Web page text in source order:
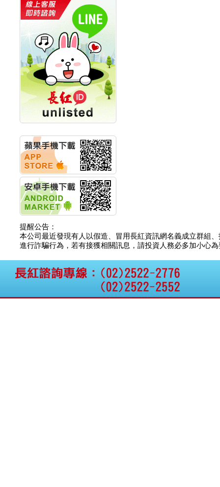
統一投信:主動式ETF溢
價 被盯上
新光人壽保險:新壽Q1外
價金將達996億
宇辰系統科技:宇辰業績
創新高 啟動興櫃轉上櫃
計畫
明緯企業:明緯永續科技
競賽 以電源驅動善的力
量
秀育企業:秀育SHO-U儲
能系統 獲國內首張CNS
認證
聯博投信:聯博00404A
從容擁抱台股主流
華旭先進:代重要子公司
碩通散熱股份有限公司
公告董事會通過發言人
及代理發
華旭先進:代重要子公司
碩通散熱股份有限公司
公告董事會決議發行員
工認股權
碩通散熱股份有限公司
公告董事會追認113年
向關係
碩通散熱股份有限公司
公告向關係人取得使用
仁新醫藥:代重要子公司
提醒公告：
本公司最近發現有人以假造、冒用長紅資訊網名義成立群組
進行詐騙行為，若有接獲相關訊息，請投資人務必多加小心